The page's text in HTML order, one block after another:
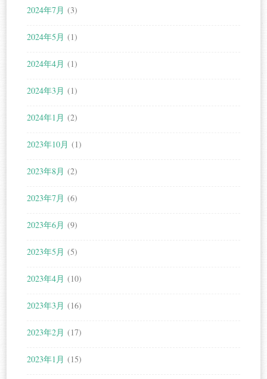
2024年7月 (3)
2024年5月 (1)
2024年4月 (1)
2024年3月 (1)
2024年1月 (2)
2023年10月 (1)
2023年8月 (2)
2023年7月 (6)
2023年6月 (9)
2023年5月 (5)
2023年4月 (10)
2023年3月 (16)
2023年2月 (17)
2023年1月 (15)